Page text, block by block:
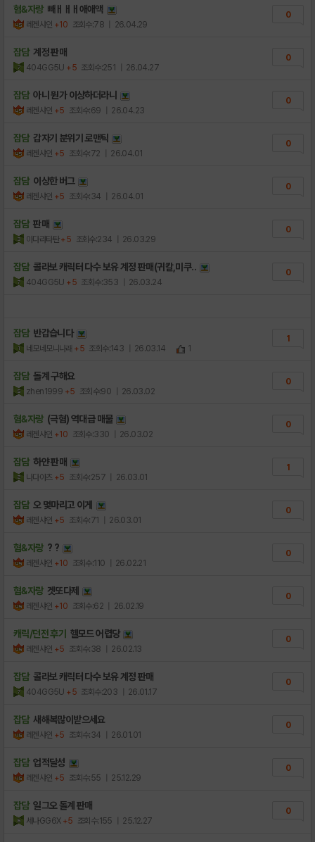
혐&자랑 빼ㅐㅐㅐ애애액
레겐샤인 +10 조회수:78 | 26.04.29
0
잡담 계정 판매
404GG5U +5 조회수:251 | 26.04.27
0
잡담 아니 뭔가 이상하더라니
레겐샤인 +5 조회수:69 | 26.04.23
0
잡담 갑자기 분위기 로맨틱
레겐샤인 +5 조회수:72 | 26.04.01
0
잡담 이상한 버그
레겐샤인 +5 조회수:34 | 26.04.01
0
잡담 판매
아다라타탄+5 조회수:234 | 26.03.29
0
잡담 콜라보 캐릭터 다수 보유 계정 판매(귀칼,미쿠..
404GG5U +5 조회수:353 | 26.03.24
0
잡담 반갑습니다
네모네모니나래 +5 조회수:143 | 26.03.14 1
1
잡담 돌계 구해요
zhen1999 +5 조회수:90 | 26.03.02
0
혐&자랑 (극혐) 역대급 매물
레겐샤인 +10 조회수:330 | 26.03.02
0
잡담 하얀 판매
나다아츠 +5 조회수:257 | 26.03.01
1
잡담 오 몇마리고 이게
레겐샤인 +5 조회수:71 | 26.03.01
0
혐&자랑 ? ?
레겐샤인 +10 조회수:110 | 26.02.21
0
혐&자랑 겟또다제
레겐샤인 +10 조회수:62 | 26.02.19
0
캐릭/던전 후기 헬모드 어렵당
레겐샤인 +5 조회수:38 | 26.02.13
0
잡담 콜라보 캐릭터 다수 보유 계정 판매
404GG5U +5 조회수:203 | 26.01.17
0
잡담 새해복많이받으세요
레겐샤인 +5 조회수:34 | 26.01.01
0
잡담 업적달성
레겐샤인 +5 조회수:55 | 25.12.29
0
잡담 일그오 돌계 판매
세나GG6X +5 조회수:155 | 25.12.27
0